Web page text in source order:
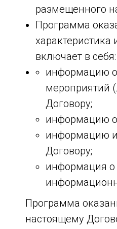
размещенного
Программа
включает в себя:
информацию
мероприятий
Договору;
информацию о
информацию и
Договору;
информация о
Программа
настоящему